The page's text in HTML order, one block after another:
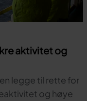
aktivitet og
legge til rette for
og høye